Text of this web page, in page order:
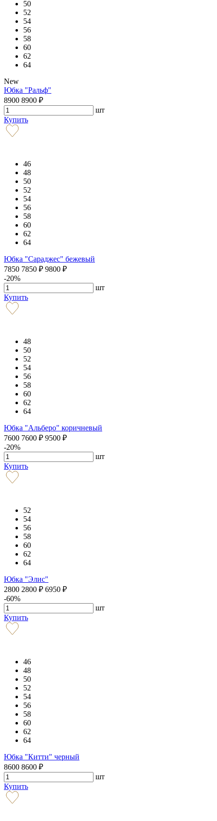
50
52
54
56
58
60
62
64
New
Юбка "Ральф"
8900 8900 ₽
шт
Купить
46
48
50
52
54
56
58
60
62
64
Юбка "Сараджес" бежевый
7850 7850 ₽ 9800 ₽
-20%
шт
Купить
48
50
52
54
56
58
60
62
64
Юбка "Альберо" коричневый
7600 7600 ₽ 9500 ₽
-20%
шт
Купить
52
54
56
58
60
62
64
Юбка "Элис"
2800 2800 ₽ 6950 ₽
-60%
шт
Купить
46
48
50
52
54
56
58
60
62
64
Юбка "Китти" черный
8600 8600 ₽
шт
Купить